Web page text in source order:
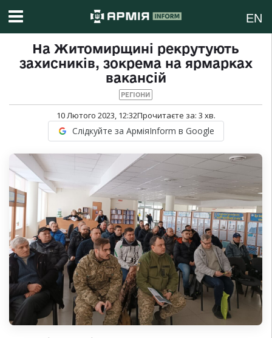
EN
На Житомирщині рекрутують
захисників, зокрема на ярмарках
вакансій
РЕГІОНИ
10 Лютого 2023, 12:32Прочитаєте за: 3 хв.
Слідкуйте за АрміяInform в Google